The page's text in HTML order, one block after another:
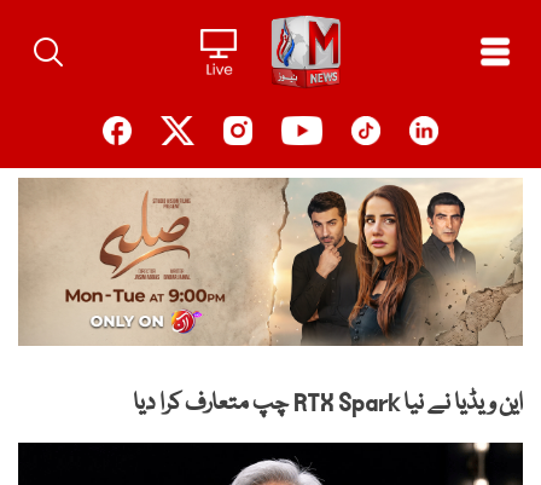
content
این ویڈیا نے نیا RTX Spark چپ متعارف کرا دیا